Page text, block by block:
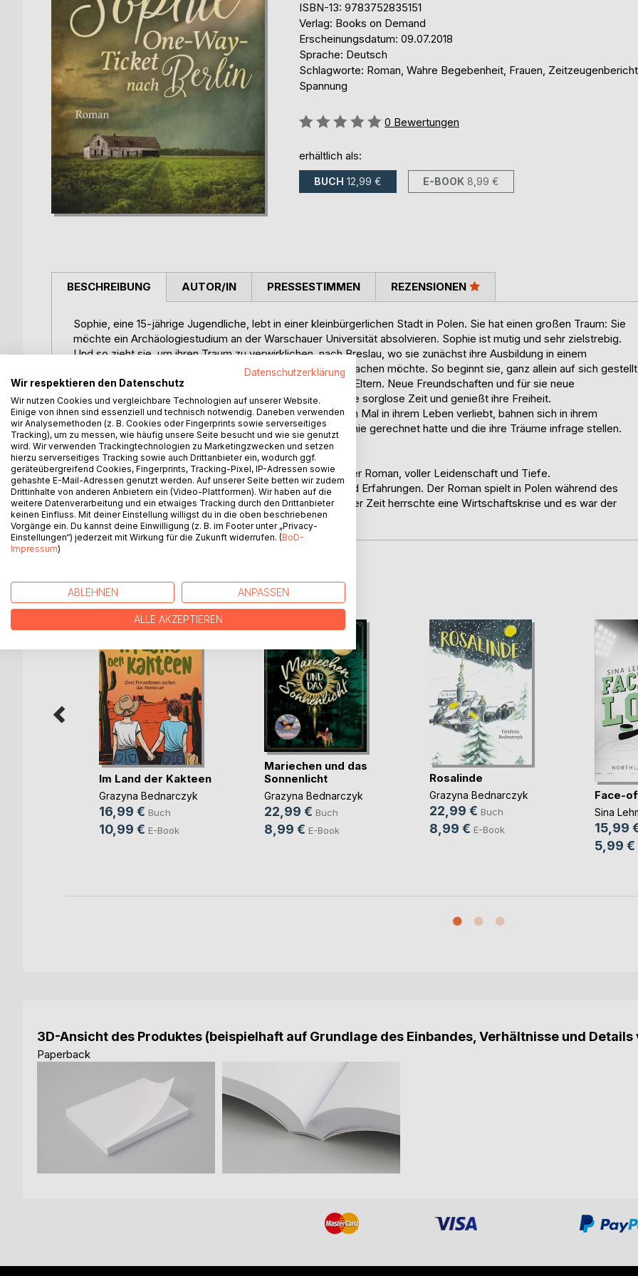
ISBN-13: 9783752835151
Verlag: Books on Demand
Erscheinungsdatum: 09.07.2018
Sprache: Deutsch
Schlagworte: Roman, Wahre Begebenheit, Frauen,
Spannung
Bewertung::
0 Bewertungen
erhältlich als:
BUCH 12,99 € E-BOOK 8,99 €
BESCHREIBUNG
Sophie, eine 15-jährige Jugendliche, lebt in einer kleinbürgerlichen Stadt in Polen. Sie hat einen großen Traum: Sie
möchte ein Archäologiestudium an der Warschauer Universität absolvieren. Sophie ist mutig und sehr zielstrebig.
Und so zieht sie, um ihren Traum zu verwirklichen, nach Breslau, wo sie zunächst ihre Ausbildung in einem
außergewöhnlichen Beruf zur Technikerin der Geologie machen möchte. So beginnt sie, ganz allein auf sich
in einer fremden Stadt ein neues Leben, fernab von ihren Eltern. Neue Freundschaften und für sie neue
feministische Ideologien warten auf sie. Sophie erlebt eine sorglose Zeit und genießt ihre Freiheit.
Doch während es Sophie gut geht und sie sich zum ersten Mal in ihrem Leben verliebt, bahnen sich in ihrem
Elternhaus dramatische Veränderungen an, mit denen sie nie gerechnet hatte und die ihre Träume infrage stellen.
Noch ahnt sie nicht, was das Schicksal für sie bereithält.
"Sophie - One-Way-Ticket nach Berlin" ist ein bewegender Roman, voller Leidenschaft und Tiefe.
Er ist reich an authentischen, ergreifenden Erlebnissen und Erfahrungen. Der Roman spielt in Polen während des
sozialistischen Regimes in den 1970/80er-Jahren. Zu dieser Zeit herrschte eine Wirtschaftskrise und es war der
Anfang der Gewerkschaftsbewegung "Solidarnosc".
AUTOR/IN PRESSESTIMMEN REZENSIONEN
WEITERE TITEL BEIBoD
Im Land der Kakteen
Grazyna Bednarczyk
16,99 € Buch
10,99 € E-Book
Mariechen und das
Sonnenlicht
Grazyna Bednarczyk
22,99 € Buch
8,99 € E-Book
Rosalinde
Grazyna Bednarczyk
22,99 € Buch
8,99 € E-Book
Face-
Sina
15,99
5,99 €
3D-Ansicht des Produktes (beispielhaft auf Grundlage des Einbandes, Verhältnisse und
Paperback
Datenschutzerklärung
Wir respektieren den Datenschutz
Wir nutzen Cookies und vergleichbare Technologien auf unserer Website.
Einige von ihnen sind essenziell und technisch notwendig. Daneben verwenden
wir Analysemethoden (z. B. Cookies oder Fingerprints sowie serverseitiges
Tracking), um zu messen, wie häufig unsere Seite besucht und wie sie genutzt
wird. Wir verwenden Trackingtechnologien zu Marketingzwecken und setzen
hierzu serverseitiges Tracking sowie auch Drittanbieter ein, wodurch ggf.
geräteübergreifend Cookies, Fingerprints, Tracking-Pixel, IP-Adressen sowie
gehashte E-Mail-Adressen genutzt werden. Auf unserer Seite betten wir zudem
Drittinhalte von anderen Anbietern ein (Video-Plattformen). Wir haben auf die
weitere Datenverarbeitung und ein etwaiges Tracking durch den Drittanbieter
keinen Einfluss. Mit deiner Einstellung willigst du in die oben beschriebenen
Vorgänge ein. Du kannst deine Einwilligung (z. B. im Footer unter „Privacy-
Einstellungen“) jederzeit mit Wirkung für die Zukunft widerrufen. (BoD-
Impressum)
ABLEHNEN ANPASSEN
ALLE AKZEPTIEREN